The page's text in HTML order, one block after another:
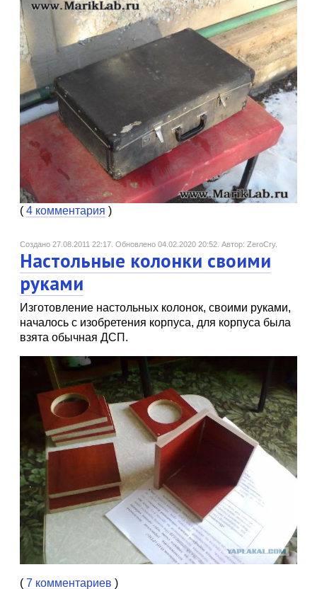
( 4 комментария )
Создано 27.08.2011 22:17. Обновлено 04.02.2020 20:52. Автор: ZeroCry.
Настольные колонки своими
руками
Изготовление настольных колонок, своими руками,
началось с изобретения корпуса, для корпуса была
взята обычная ДСП.
( 7 комментариев )